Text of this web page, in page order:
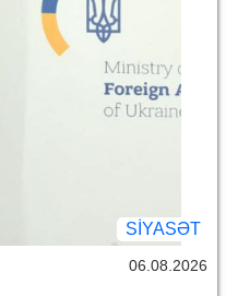
SİYASƏT
06.08.2026